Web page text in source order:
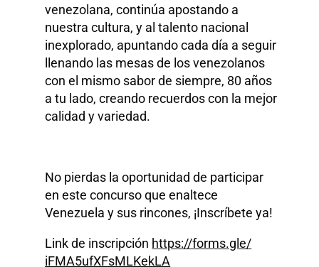
venezolana, continúa apostando a
nuestra cultura, y al talento nacional
inexplorado, apuntando cada día a seguir
llenando las mesas de los venezolanos
con el mismo sabor de siempre, 80 años
a tu lado, creando recuerdos con la mejor
calidad y variedad.
No pierdas la oportunidad de participar
en este concurso que enaltece
Venezuela y sus rincones, ¡Inscríbete ya!
Link de inscripción https://forms.gle/
iFMA5ufXFsMLKekLA